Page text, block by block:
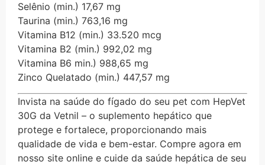
Selênio (min.) 17,67 mg
Taurina (min.) 763,16 mg
Vitamina B12 (min.) 33.520 mcg
Vitamina B2 (min.) 992,02 mg
Vitamina B6 min.) 988,65 mg
Zinco Quelatado (min.) 447,57 mg
Invista na saúde do fígado do seu pet com HepVet
30G da Vetnil – o suplemento hepático que
protege e fortalece, proporcionando mais
qualidade de vida e bem-estar. Compre agora em
nosso site online e cuide da saúde hepática de seu